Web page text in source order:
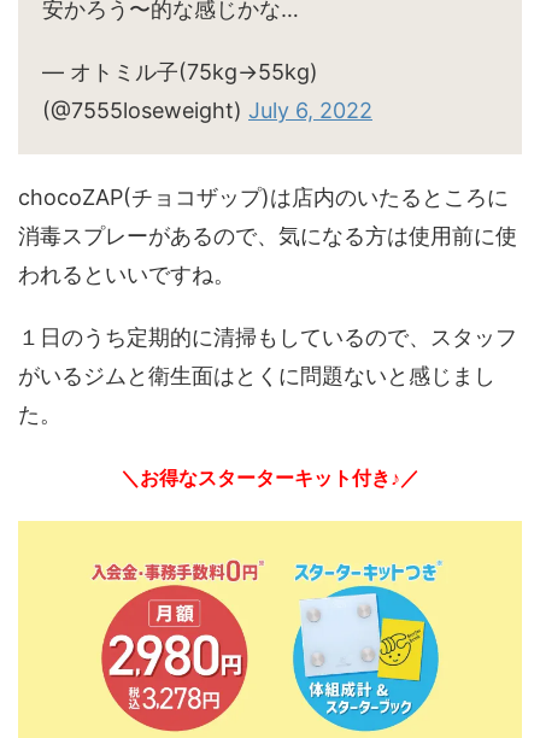
安かろう〜的な感じかな…
— オトミル子(75kg→55kg)
(@7555loseweight) July 6, 2022
chocoZAP(チョコザップ)は店内のいたるところに
消毒スプレーがあるので、気になる方は使用前に使
われるといいですね。
１日のうち定期的に清掃もしているので、スタッフ
がいるジムと衛生面はとくに問題ないと感じまし
た。
＼お得なスターターキット付き♪／